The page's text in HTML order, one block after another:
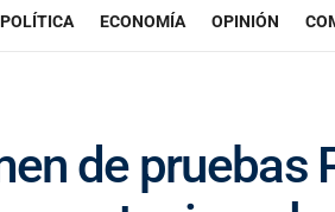
POLÍTICA ECONOMÍA OPINIÓN
de pruebas